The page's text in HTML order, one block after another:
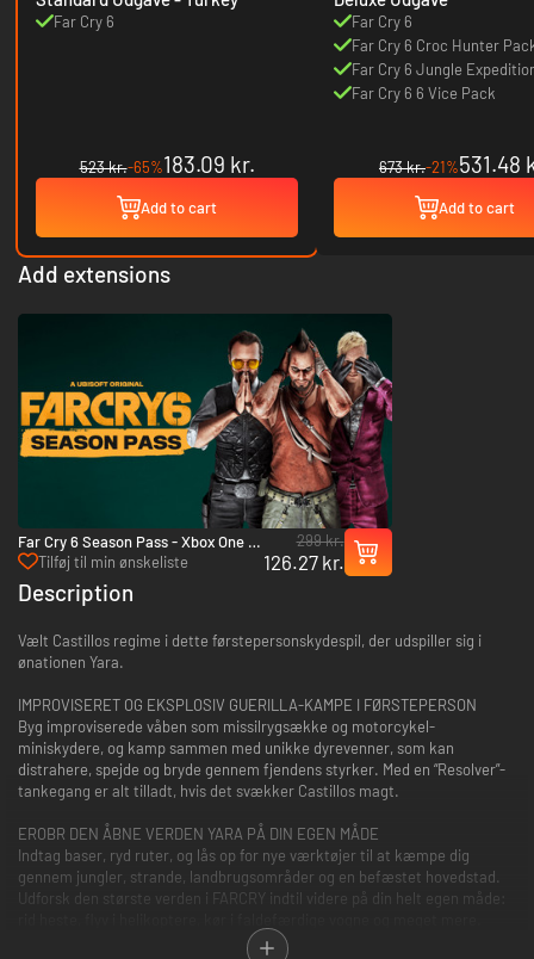
Far Cry 6
523 kr.-65%183.09 kr.
Add to cart
Far Cry 6
Far Cry 6 Croc Hunter
Far Cry 6 Jungle
Far Cry 6 6 Vice Pack
673 kr.-21%531.48
Add to cart
Add extensions
Far Cry 6 Season Pass - Xbox One &
Xbox Series X|S
Tilføj til min ønskeliste
299 kr.
126.27 kr.
Description
Vælt Castillos regime i dette førstepersonskydespil, der udspiller sig i
ønationen Yara.
IMPROVISERET OG EKSPLOSIV GUERILLA-KAMPE I FØRSTEPERSON
Byg improviserede våben som missilrygsække og motorcykel-
miniskydere, og kamp sammen med unikke dyrevenner, som kan
distrahere, spejde og bryde gennem fjendens styrker. Med en “Resolver”-
tankegang er alt tilladt, hvis det svækker Castillos magt.
EROBR DEN ÅBNE VERDEN YARA PÅ DIN EGEN MÅDE
Indtag baser, ryd ruter, og lås op for nye værktøjer til at kæmpe dig
gennem jungler, strande, landbrugsområder og en befæstet hovedstad.
Udforsk den største verden i FARCRY indtil videre på din helt egen måde: